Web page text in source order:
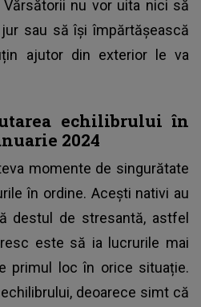
Vărsătorii nu vor uita nici să
sau să își împărtășească
ajutor din exterior le va
echilibrului în
2024
momente de singurătate
în ordine. Acești nativi au
destul de stresantă, astfel
este să ia lucrurile mai
primul loc în orice situație.
deoarece simt că